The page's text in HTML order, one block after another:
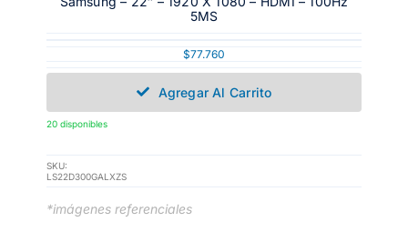
5MS
$77.760
Agregar Al Carrito
20 disponibles
SKU:
LS22D300GALXZS
*imágenes referenciales